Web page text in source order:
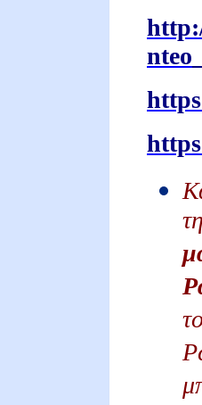
http
nteo
https
https